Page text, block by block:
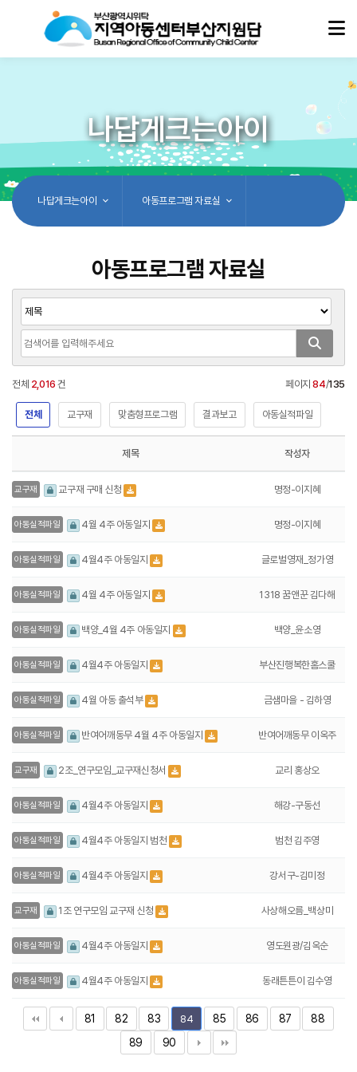
나답게크는아이
나답게크는아이 아동프로그램 자료실
아동프로그램 자료실
전체 2,016 건 페이지84/135
전체 교구재 맞춤형프로그램 결과보고 아동실적파일
제목 작성자
교구재 교구재 구매 신청 명정-이지혜
아동실적파일 4월 4주 아동일지 명정-이지혜
아동실적파일 4월4주 아동일지 글로벌영재_정가영
아동실적파일 4월 4주 아동일지 1318 꿈앤꾼 김다해
아동실적파일 백양_4월 4주 아동일지 백양_윤소영
아동실적파일 4월4주 아동일지 부산진행복한홈스쿨
아동실적파일 4월 아동 출석부 금샘마을 - 김하영
아동실적파일 반여어깨동무 4월 4주 아동일지 반여어깨동무 이옥주
교구재 2조_연구모임_교구재신청서 교리 홍상오
아동실적파일 4월4주 아동일지 해강-구동선
아동실적파일 4월4주 아동일지 범천 범천 김주영
아동실적파일 4월4주 아동일지 강서구-김미정
교구재 1조 연구모임 교구재 신청 사상해오름_백상미
아동실적파일 4월4주 아동일지 영도원광/김옥순
아동실적파일 4월4주 아동일지 동래튼튼이 김수영
81 82 83 84 85 86 87
88
89
90